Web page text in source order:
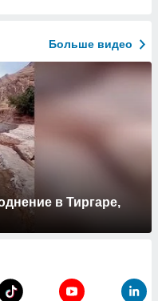
Больше видео
в Тиргаре,